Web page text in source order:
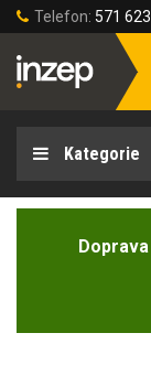
Telefon: 571
Kategorie